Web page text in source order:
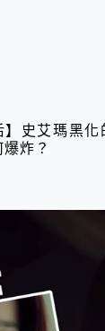
】史艾瑪黑
炸？